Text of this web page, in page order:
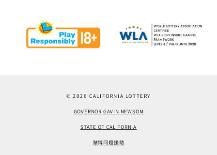
© 2026 CALIFORNIA LOTTERY
GOVERNOR GAVIN NEWSOM
STATE OF CALIFORNIA
赌博问题援助